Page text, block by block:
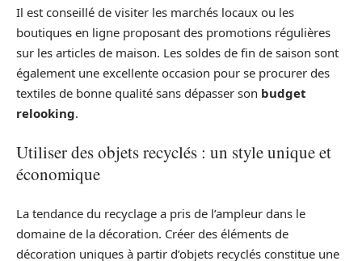
Il est conseillé de visiter les marchés locaux ou les
boutiques en ligne proposant des promotions régulières
sur les articles de maison. Les soldes de fin de saison sont
également une excellente occasion pour se procurer des
textiles de bonne qualité sans dépasser son budget
relooking.
Utiliser des objets recyclés : un style unique et
économique
La tendance du recyclage a pris de l’ampleur dans le
domaine de la décoration. Créer des éléments de
décoration uniques à partir d’objets recyclés constitue une